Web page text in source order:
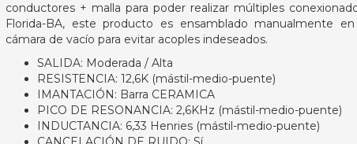
conductores + malla para poder realizar múltiples
Florida-BA, este producto es ensamblado manualmente
cámara de vacío para evitar acoples indeseados.
SALIDA: Moderada / Alta
RESISTENCIA: 12,6K (mástil-medio-puente)
IMANTACIÓN: Barra CERAMICA
PICO DE RESONANCIA: 2,6KHz (mástil-medio-puente)
INDUCTANCIA: 6,33 Henries (mástil-medio-puente)